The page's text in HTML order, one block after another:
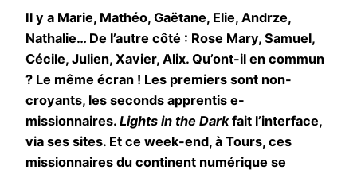
Il y a Marie, Mathéo, Gaëtane, Elie, Andrze,
Nathalie… De l’autre côté : Rose Mary, Samuel,
Cécile, Julien, Xavier, Alix. Qu’ont-il en commun
? Le même écran ! Les premiers sont non-
croyants, les seconds apprentis e-
missionnaires. Lights in the Darkfait l’interface,
via ses sites. Et ce week-end, à Tours, ces
missionnaires du continent numérique se